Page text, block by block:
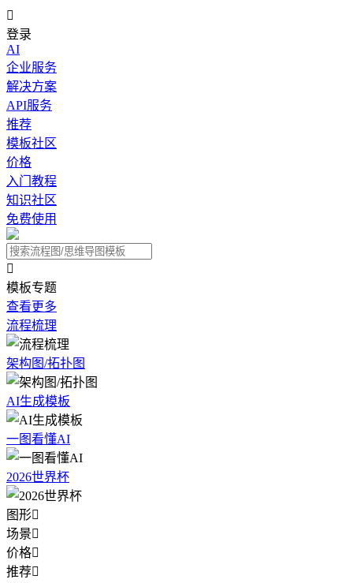

登录
AI
企业服务
解决方案
API服务
推荐
模板社区
价格
入门教程
知识社区
免费使用

模板专题
查看更多
流程梳理
架构图/拓扑图
AI生成模板
一图看懂AI
2026世界杯
图形
场景
价格
推荐